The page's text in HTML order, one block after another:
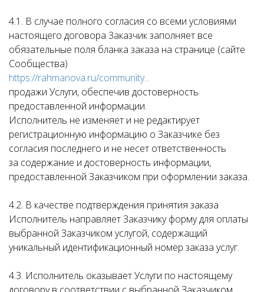
4.1. В случае полного согласия со всеми условиями
настоящего договора Заказчик заполняет все
обязательные поля бланка заказа на странице (сайте
Сообщества)
https://rahmanova.ru/community...
продажи Услуги, обеспечив достоверность
предоставленной информации.
Исполнитель не изменяет и не редактирует
регистрационную информацию о Заказчике без
согласия последнего и не несет ответственность
за содержание и достоверность информации,
предоставленной Заказчиком при оформлении заказа.
4.2. В качестве подтверждения принятия заказа
Исполнитель направляет Заказчику форму для оплаты
выбранной Заказчиком услугой, содержащий
уникальный идентификационный номер заказа услуг.
4.3. Исполнитель оказывает Услуги по настоящему